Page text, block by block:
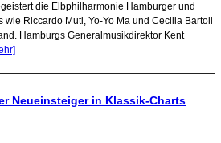
die Elbphilharmonie Hamburger und
wie Riccardo Muti, Yo-Yo Ma und Cecilia Bartoli
Hamburgs Generalmusikdirektor Kent
Neueinsteiger in Klassik-Charts